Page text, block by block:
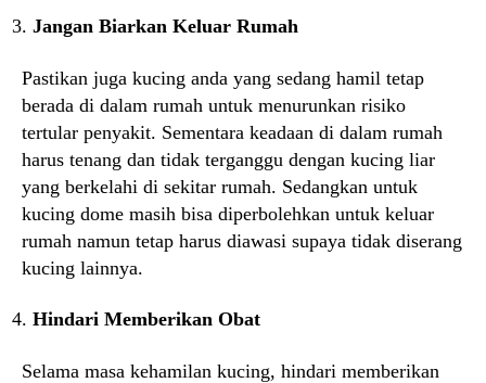
Jangan Biarkan Keluar Rumah
Pastikan juga kucing anda yang sedang hamil tetap
berada di dalam rumah untuk menurunkan risiko
tertular penyakit. Sementara keadaan di dalam rumah
harus tenang dan tidak terganggu dengan kucing liar
yang berkelahi di sekitar rumah. Sedangkan untuk
kucing dome masih bisa diperbolehkan untuk keluar
rumah namun tetap harus diawasi supaya tidak diserang
kucing lainnya.
Hindari Memberikan Obat
Selama masa kehamilan kucing, hindari memberikan